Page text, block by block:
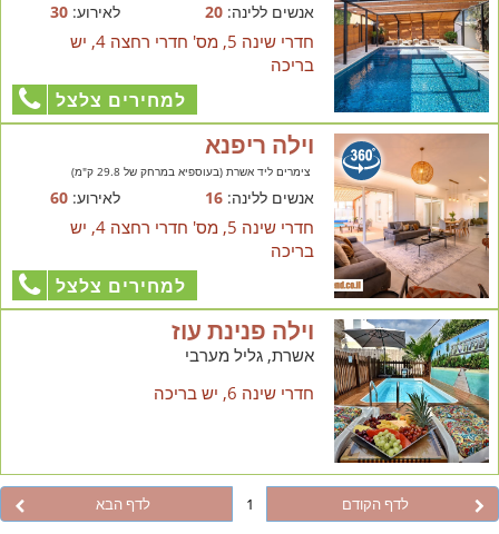
אנשים ללינה:20 לאירוע:30
חדרי שינה 5, מס' חדרי רחצה 4, יש
בריכה
למחירים צלצל
וילה ריפנא
צימרים ליד אשרת (בעוספיא במרחק של 29.8 ק"מ)
אנשים ללינה:16 לאירוע:60
חדרי שינה 5, מס' חדרי רחצה 4, יש
בריכה
למחירים צלצל
וילה פנינת עוז
אשרת, גליל מערבי
חדרי שינה 6, יש בריכה
לדף הקודם 1 לדף הבא